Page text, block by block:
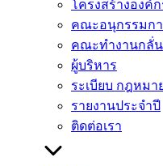
โครงสร้างองค์ก
คณะอนุกรรมก
คณะทำงานกลั่
ผู้บริหาร
ระเบียบ กฎหมา
รายงานประจำปี
ติดต่อเรา